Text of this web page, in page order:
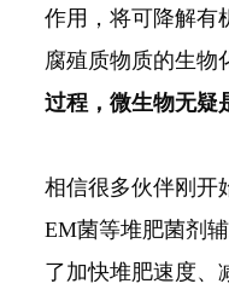
作用，将可降解有
腐殖质物质的生物
过程，微生物无疑
相信很多伙伴刚开
EM菌等堆肥菌剂
了加快堆肥速度、